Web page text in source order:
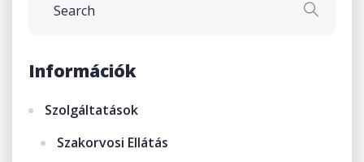
Információk
Szolgáltatások
Szakorvosi Ellátás